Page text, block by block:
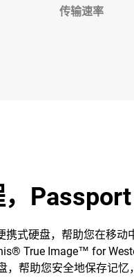
传输速率
携式硬盘，帮助您在移
True Image™ for
，帮助您安全地保存记忆